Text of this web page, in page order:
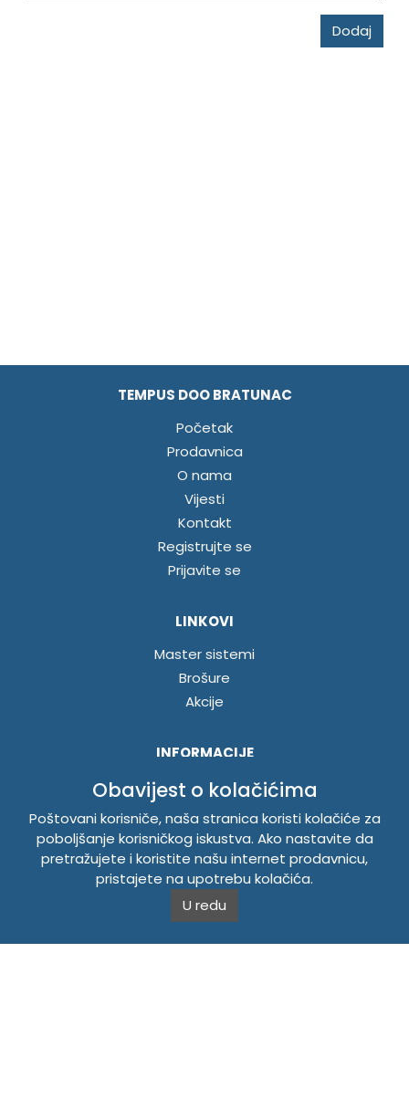
Dodaj
TEMPUS DOO BRATUNAC
Početak
Prodavnica
O nama
Vijesti
Kontakt
Registrujte se
Prijavite se
LINKOVI
Master sistemi
Brošure
Akcije
INFORMACIJE
Politika o kolačićima
Uslovi korištenja
Politika privatnosti
TEMPUS DOO BRATUNAC
Svetog Save bb, 75420 Bratunac, Bosna i Hercegovina
Telefon+38756/260-051
Obavijest o kolačićima
Poštovani korisniče, naša stranica koristi kolačiće za
poboljšanje korisničkog iskustva. Ako nastavite da
pretražujete i koristite našu internet prodavnicu,
pristajete na upotrebu kolačića.
U redu